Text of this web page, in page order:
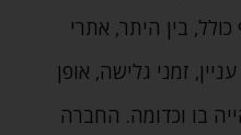
בין היתר‚ אתרי
זמני גלישה‚ אופן
בו וכדומה. החברה